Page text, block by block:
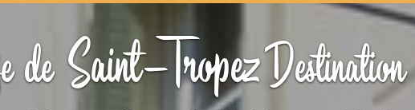
de Saint-TropezDestination